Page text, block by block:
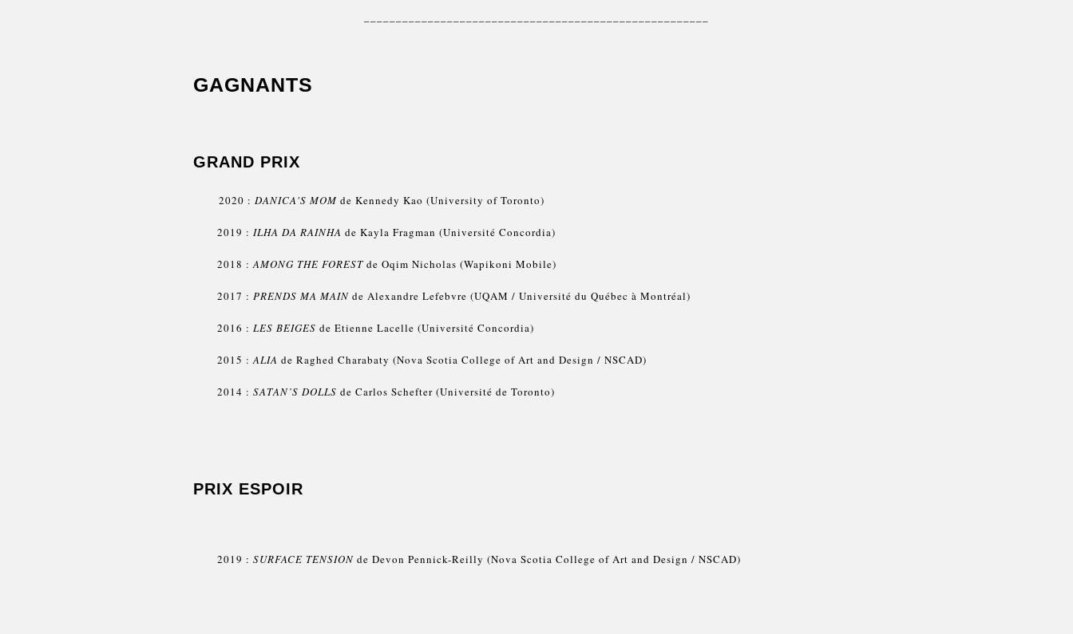
GAGNANTS
GRAND PRIX
2020 : DANICA'S MOM de Kennedy Kao (University of Toronto)
2019 : ILHA DA RAINHA de Kayla Fragman (Université Concordia)
2018 :AMONG THE FORESTde Oqim Nicholas (Wapikoni Mobile)
2017 : PRENDS MA MAINde Alexandre Lefebvre (UQAM / Université du Québec à Montréal)
2016 : LES BEIGES de Etienne Lacelle (Université Concordia)
2015 :ALIA de Raghed Charabaty (Nova Scotia College of Art and Design / NSCAD)
2014 : SATAN’S DOLLS de Carlos Schefter (Université de Toronto)
PRIX ESPOIR
2019 : SURFACE TENSIONde Devon Pennick-Reilly (Nova Scotia College of Art and Design / NSCAD)